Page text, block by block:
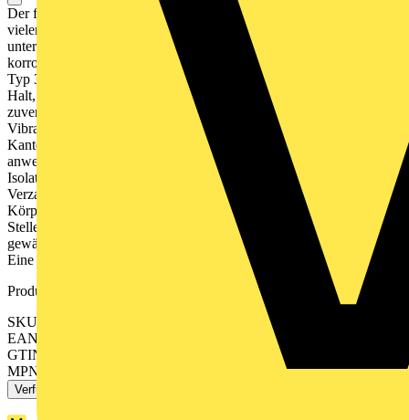
Der farbige Ty-Rap Stahlnasenkabelbinder aus Polyamid 6.6 ist in
vielen verschiedenen Farben, mehreren Längen und Breiten und
unterschiedlichen Zugfestigkeiten erhältlich. Die
korrosionsbeständige, antimagnetische Stahlnase aus dem Edelstahl
Typ 316 im Kabelbinderkopf garantiert den stärksten und sichersten
Halt, der am Markt zu finden ist. Der leistungsstarke und
zuverlässige Ty-Rap kann unter widrigsten Bedingungen wie unter
Vibrationen, Hitze oder Kälte eingesetzt werden. Die abgerundeten
Kanten und Konturen des Kopfes und des Binders sorgen für eine
anwenderfreundliche Handhabung und verhindern, dass die
Isolation der Kabel und Leitungen durch scharfe Kanten oder
Verzahnungen beschädigt werden. Zudem reduziert der glatte
Körper ohne Rasterzähne oder Rillen die Zahl überbeanspruchter
Stellen. Die leichte Noppung auf der Innenseite des Bandes
gewährleistet einen festen Sitz des Binders auf dem Kabelbündel.
Eine große Auswahl an Zubehör ergänzt das Sortiment.
Produktkennzeichen
SKU: 7TAG009280R0004
EAN: 5414363065968
GTIN: 5414363065968
MPN: TY529MX
Verfügbar: 3 Händler